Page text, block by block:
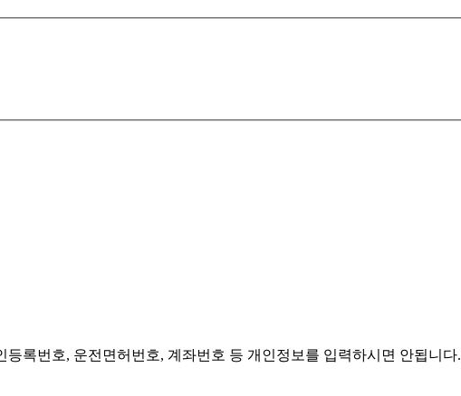
등록번호, 운전면허번호, 계좌번호 등 개인정보를 입력하시면 안됩니다.